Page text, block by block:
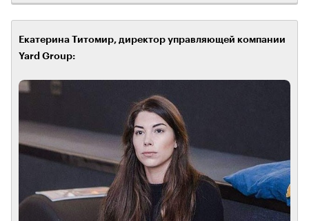
Екатерина Титомир, директор управляющей компании
Yard Group: